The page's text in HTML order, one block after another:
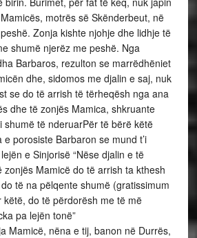
motrës së Skënderbeut, në
Zonja kishte njohje dhe lidhje të
shumë njerëz me peshë. Nga
Barbaros, rezulton se marrëdhëniet
dhe, sidomos me djalin e saj, nuk
se do të arrish të tërheqësh nga ana
dhe të zonjës Mamica, shkruante
shumë të nderuarPër të bërë këtë
porosiste Barbaron se mund t’i
e Sinjorisë “Nëse djalin e të
zonjës Mamicë do të arrish ta kthesh
të na pëlqente shumë (gratissimum
këtë, do të përdorësh me të më
pa lejën tonë”
Mamicë, nëna e tij, banon në Durrës,